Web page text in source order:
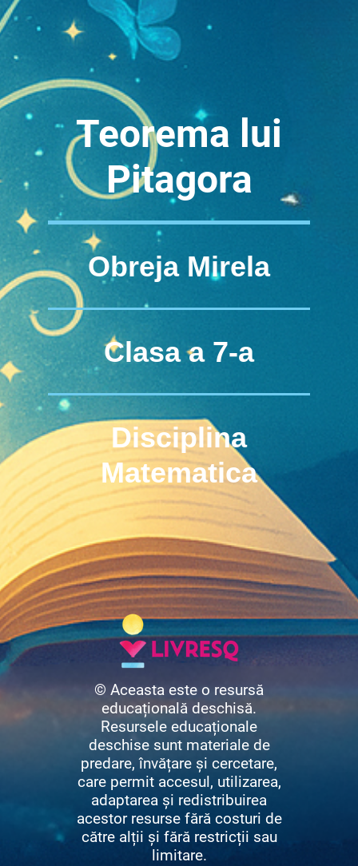
Teorema lui
Pitagora
Obreja Mirela
Clasa a 7-a
Disciplina
Matematica
© Aceasta este o resursă
educațională deschisă.
Resursele educaționale
deschise sunt materiale de
predare, învățare și cercetare,
care permit accesul, utilizarea,
adaptarea și redistribuirea
acestor resurse fără costuri de
către alții și fără restricții sau
limitare.